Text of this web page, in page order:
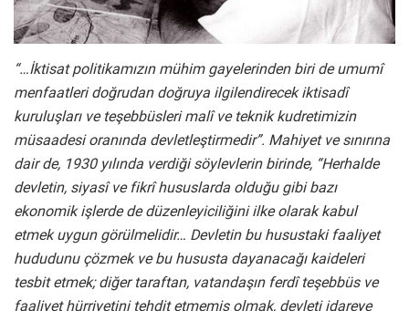
“…İktisat politikamızın mühim gayelerinden biri de umumî
menfaatleri doğrudan doğruya ilgilendirecek iktisadî
kuruluşları ve teşebbüsleri malî ve teknik kudretimizin
müsaadesi oranında devletleştirmedir”. Mahiyet ve sınırına
dair de, 1930 yılında verdiği söylevlerin birinde, “Herhalde
devletin, siyasî ve fikrî hususlarda olduğu gibi bazı
ekonomik işlerde de düzenleyiciliğini ilke olarak kabul
etmek uygun görülmelidir… Devletin bu husustaki faaliyet
hududunu çözmek ve bu hususta dayanacağı kaideleri
tesbit etmek; diğer taraftan, vatandaşın ferdî teşebbüs ve
faaliyet hürriyetini tehdit etmemiş olmak, devleti idareye